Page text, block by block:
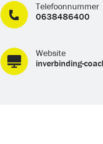
Telefoonnummer
0638486400
Website
inverbinding-